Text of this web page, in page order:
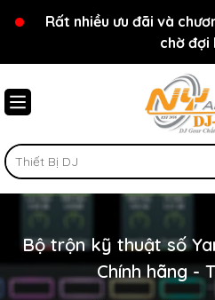
Chào mừng bạn đến
Rất nhiều ưu đãi và
chờ đợi
Bộ trộn kỹ thuật số
Chính hãng -